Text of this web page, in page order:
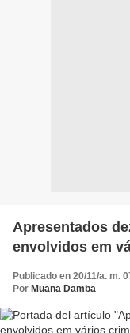
Apresentados
envolvidos em
Publicado en 20/11/a. m.
Por Muana Damba